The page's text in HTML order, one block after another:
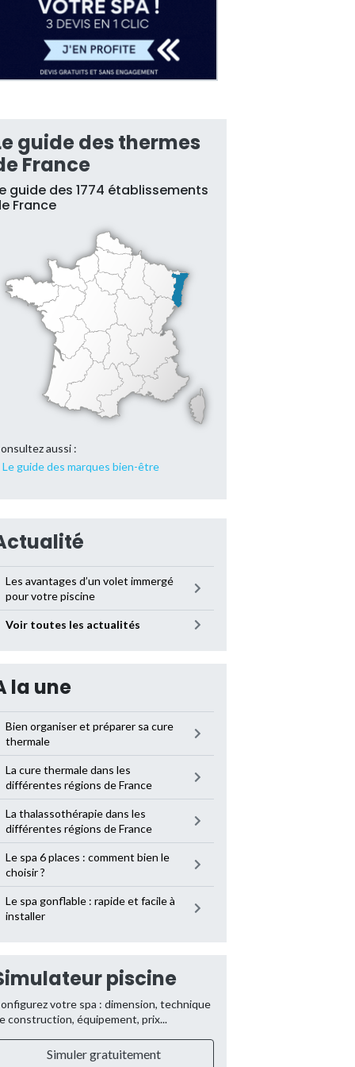
guide des thermes
France
guide des 1774 établissements
France
aussi :
Le guide des marques bien-être
Les avantages d’un volet immergé
pour votre piscine
Voir toutes les actualités
la une
Bien organiser et préparer sa cure
thermale
La cure thermale dans les
différentes régions de France
La thalassothérapie dans les
différentes régions de France
Le spa 6 places : comment bien le
choisir ?
Le spa gonflable : rapide et facile à
installer
piscine
votre spa : dimension, technique
construction, équipement, prix...
Simuler gratuitement